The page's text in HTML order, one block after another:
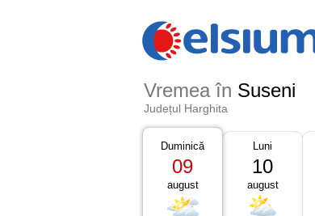
Vremea în Suseni
Județul Harghita
Duminică
09
august
Luni
10
august